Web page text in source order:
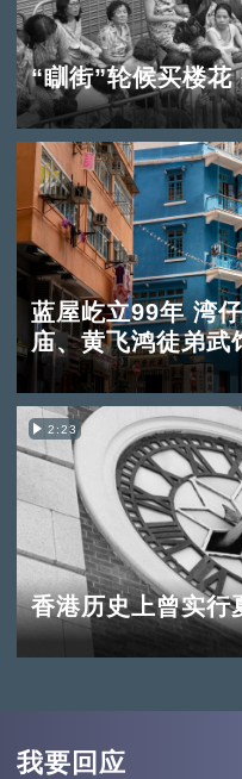
“瞓街”轮候买楼
蓝屋屹立99年 湾
庙、黄飞鸿徒弟武
2:23
香港历史上曾实行
我要回应